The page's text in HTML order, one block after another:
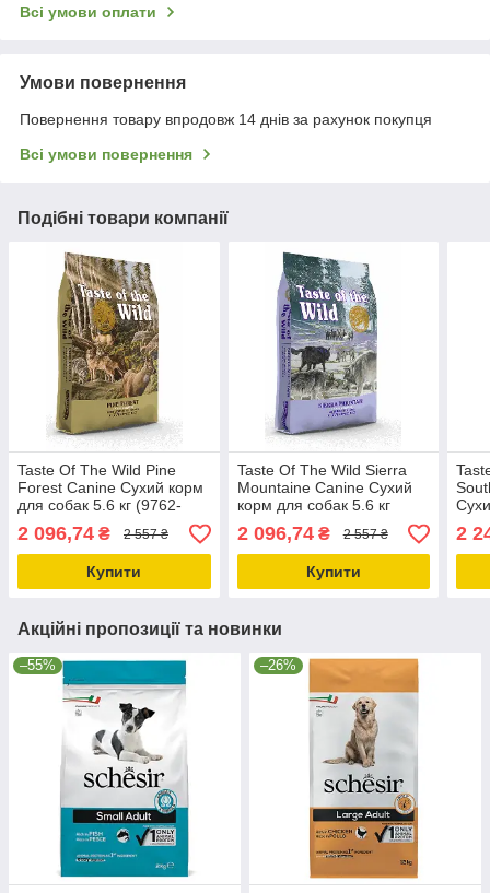
Всі умови оплати
Умови повернення
Повернення товару впродовж 14 днів за рахунок покупця
Всі умови повернення
Подібні товари компанії
Taste Of The Wild Pine
Forest Canine Сухий корм
для собак 5.6 кг (9762-
HT77)
2 096,74 ₴ 2 557 ₴
Купити
Taste Of The Wild Sierra
Mountaine Canine Сухий
корм для собак 5.6 кг
(9752-HT77)
2 096,74₴ 2 557 ₴
Купити
кг
2
Акційні пропозиції та новинки
–55% –26%